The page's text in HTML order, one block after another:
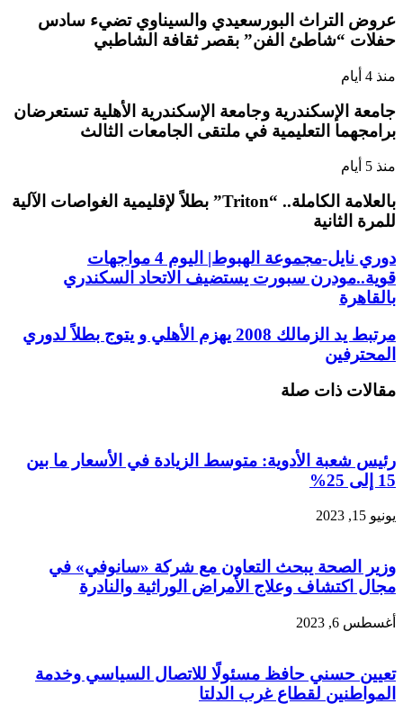
عروض التراث البورسعيدي والسيناوي تضيء سادس
حفلات “شاطئ الفن” بقصر ثقافة الشاطبي
منذ 4 أيام
جامعة الإسكندرية وجامعة الإسكندرية الأهلية تستعرضان
برامجهما التعليمية في ملتقى الجامعات الثالث
منذ 5 أيام
بالعلامة الكاملة.. “Triton” بطلاً لإقليمية الغواصات الآلية
للمرة الثانية
دوري نايل-مجموعة الهبوط| اليوم 4 مواجهات
قوية..مودرن سبورت يستضيف الاتحاد السكندري
بالقاهرة
مرتبط يد الزمالك 2008 يهزم الأهلي و يتوج بطلاً لدوري
المحترفين
مقالات ذات صلة
رئيس شعبة الأدوية: متوسط الزيادة في الأسعار ما بين
15 إلى 25%
يونيو 15, 2023
وزير الصحة يبحث التعاون مع شركة «سانوفي» في
مجال اكتشاف وعلاج الأمراض الوراثية والنادرة
أغسطس 6, 2023
تعيين حسني حافظ مسئولًا للاتصال السياسي وخدمة
المواطنين لقطاع غرب الدلتا